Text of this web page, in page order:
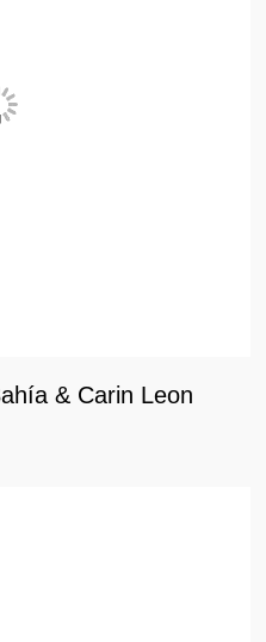
& Carin Leon